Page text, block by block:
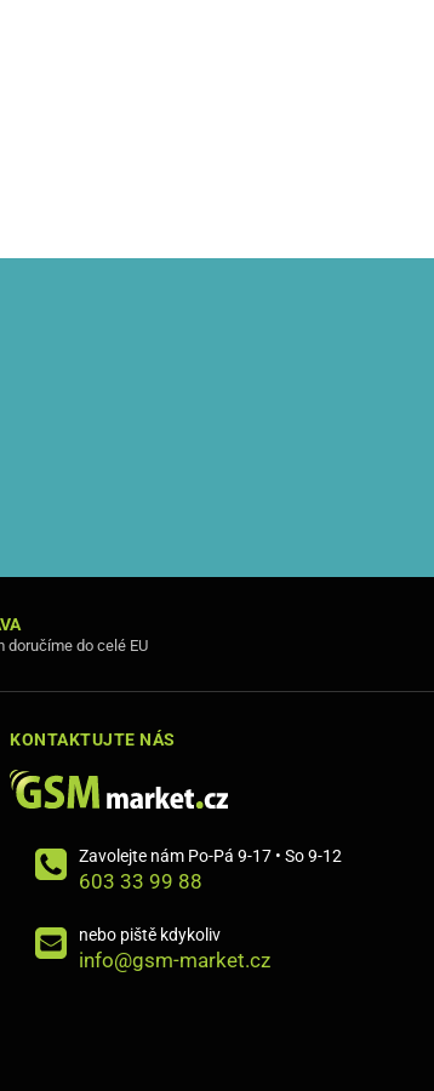
doručíme do celé EU
KONTAKTUJTE NÁS
Zavolejte nám Po-Pá 9-17 • So 9-12
603 33 99 88
nebo piště kdykoliv
info@gsm-market.cz